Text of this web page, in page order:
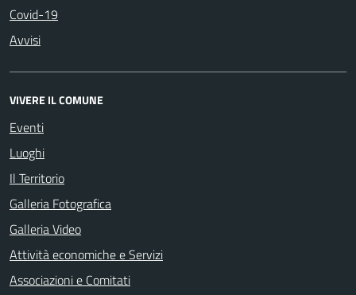
Covid-19
Avvisi
VIVERE IL COMUNE
Eventi
Luoghi
Il Territorio
Galleria Fotografica
Galleria Video
Attività economiche e Servizi
Associazioni e Comitati